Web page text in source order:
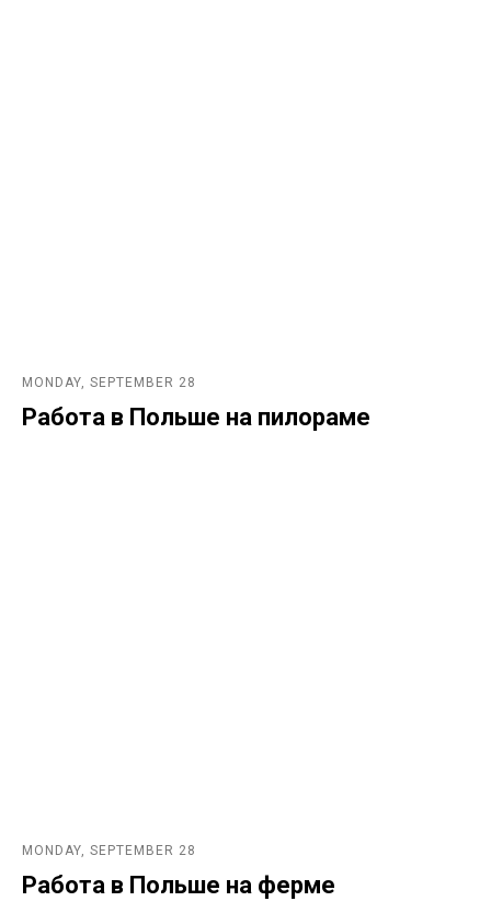
MONDAY, SEPTEMBER 28
Работа в Польше на пилораме
MONDAY, SEPTEMBER 28
Работа в Польше на ферме